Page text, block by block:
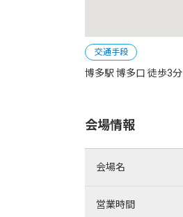
交通手段
博多駅 博多口 徒歩3分
会場情報
会場名
営業時間